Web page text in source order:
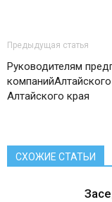
Предыдущая статья
Руководителям
Алтайского края
СХОЖИЕ СТАТЬИ